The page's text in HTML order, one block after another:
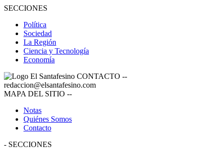
SECCIONES
Política
Sociedad
La Región
Ciencia y Tecnología
Economía
CONTACTO --
redaccion@elsantafesino.com
MAPA DEL SITIO --
Notas
Quiénes Somos
Contacto
- SECCIONES